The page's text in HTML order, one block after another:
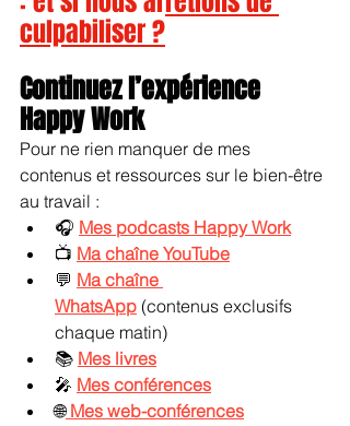
culpabiliser ?
Continuez l’expérience
Happy Work
Pour ne rien manquer de mes
contenus et ressources sur le bien-être
au travail :
🎧 Mes podcasts Happy Work
📺 Ma chaîne YouTube
💬 Ma chaîne
WhatsApp (contenus exclusifs
chaque matin)
📚 Mes livres
🎤 Mes conférences
🌐 Mes web-conférences